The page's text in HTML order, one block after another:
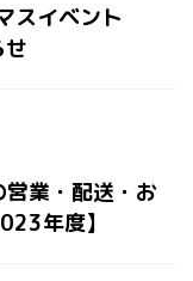
スイベント
営業・配送・お
年度】